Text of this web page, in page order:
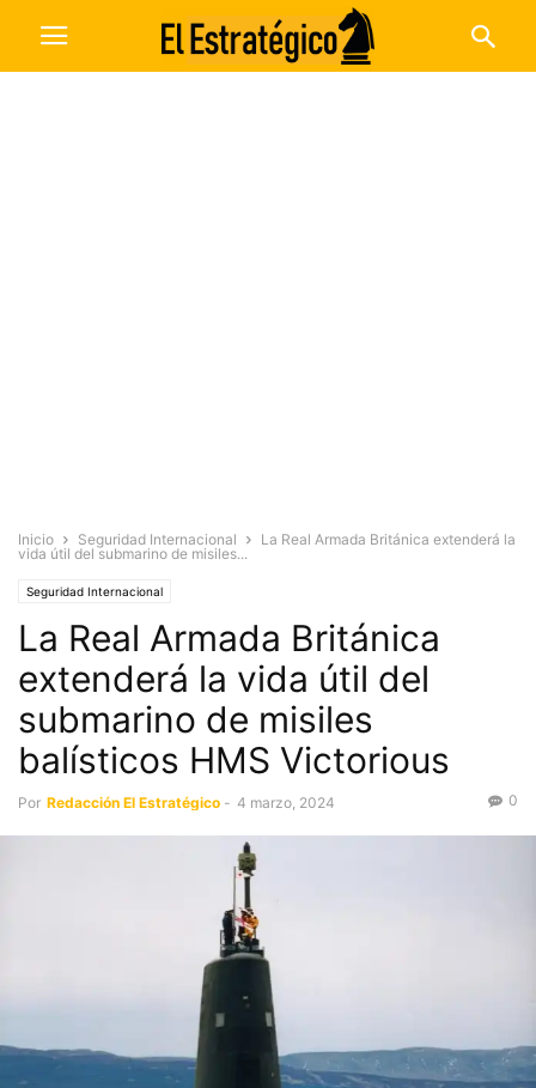
Inicio Seguridad Internacional
La Real Armada Británica extenderá la
vida útil del submarino de misiles...
Seguridad Internacional
La Real Armada Británica
extenderá la vida útil del
submarino de misiles
balísticos HMS Victorious
Por Redacción El Estratégico - 4 marzo, 2024 0